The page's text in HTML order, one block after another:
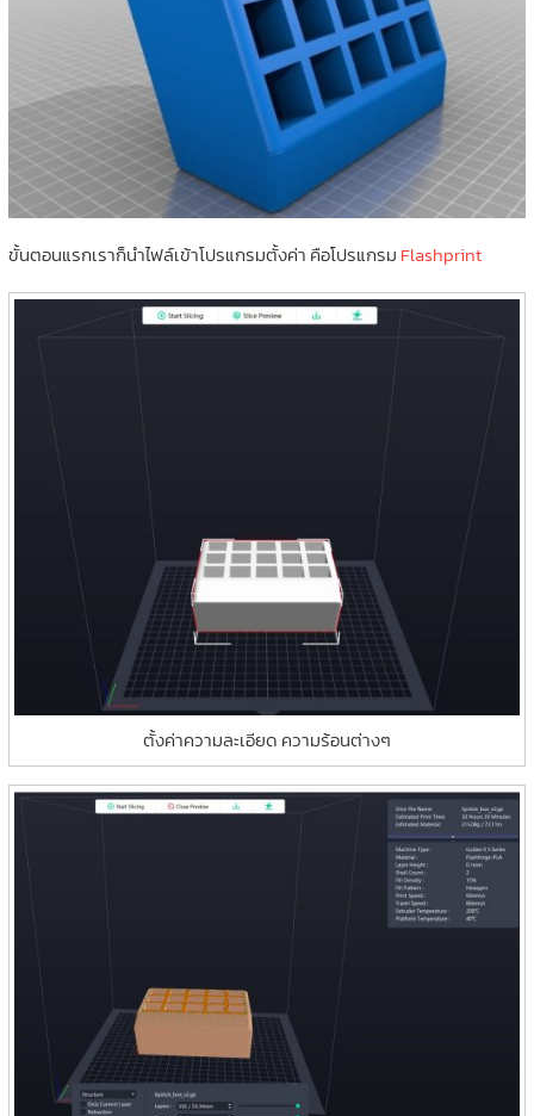
ขั้นตอนแรกเราก็นำไฟล์เข้าโปรแกรมตั้งค่า คือโปรแกรม Flashprint
ตั้งค่าความละเอียด ความร้อนต่างๆ